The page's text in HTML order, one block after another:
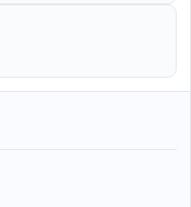
του είναι η άμεση